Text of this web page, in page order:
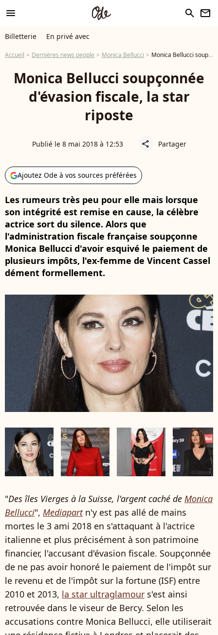
menu search newsletter
Billetterie En privé avec
Accueil Dernières news people Monica Bellucci Monica Bellucci soupçonnée d'évasion fiscale, la star riposte
Monica Bellucci soupçonnée
d'évasion fiscale, la star
riposte
Publié le 8 mai 2018 à 12:53 share Partager
Ajoutez Ode à vos sources préférées
Les rumeurs très peu pour elle mais lorsque
son intégrité est remise en cause, la célèbre
actrice sort du silence. Alors que
l'administration fiscale française soupçonne
Monica Bellucci d'avoir esquivé le paiement de
plusieurs impôts, l'ex-femme de Vincent Cassel
dément formellement.
"Des îles Vierges à la Suisse, l'argent caché de Monica
Bellucci", Mediapart n'y est pas allé de mains
mortes le 3 ami 2018 en s'attaquant à l'actrice
italienne et plus précisément à son patrimoine
financier, l'accusant d'évasion fiscale. Soupçonnée
de ne pas avoir honoré le paiement de l'impôt sur
le revenu et de l'impôt sur la fortune (ISF) entre
2010 et 2013, la star ultraglamour s'est ainsi
retrouvée dans le viseur de Bercy. Selon les
accusations contre Monica Bellucci, elle utiliserait